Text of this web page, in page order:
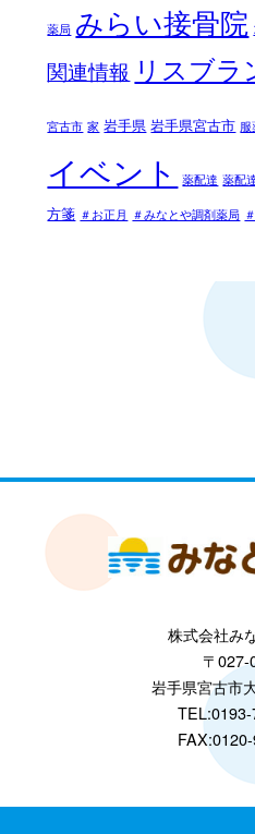
薬局 みらい接骨院
関連情報 リスブラ
宮古市 家 岩手県 岩手県宮古市
イベント
薬配達 薬配
方箋 ＃お正月 ＃みなとや調剤薬局
株式会社み
〒027-
岩手県宮古市